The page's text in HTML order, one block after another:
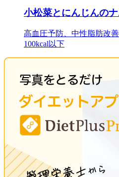
小松菜とにんじんの
高血圧予防、中性脂肪改
100kcal以下